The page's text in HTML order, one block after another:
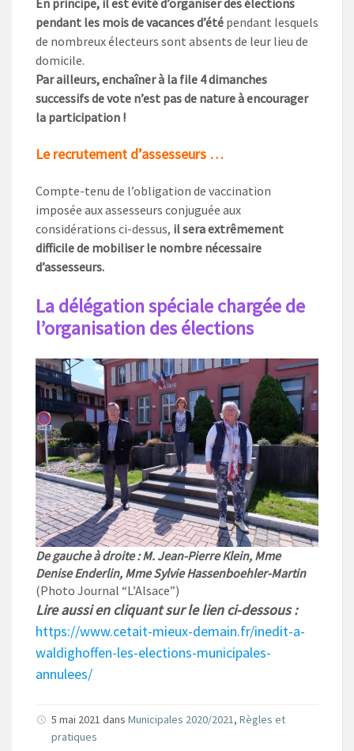
pendant les mois de vacances d’été pendant lesquels
de nombreux électeurs sont absents de leur lieu de
domicile.
Par ailleurs, enchaîner à la file 4 dimanches
successifs de vote n’est pas de nature à encourager
la participation !
Le recrutement d’assesseurs …
Compte-tenu de l’obligation de vaccination
imposée aux assesseurs conjuguée aux
considérations ci-dessus, il sera extrêmement
difficile de mobiliser le nombre nécessaire
d’assesseurs.
La délégation spéciale chargée de
l’organisation des élections
De gauche à droite : M. Jean-Pierre Klein, Mme
Denise Enderlin, Mme Sylvie Hassenboehler-Martin
(Photo Journal “L’Alsace”)
Lire aussi en cliquant sur le lien ci-dessous :
https://www.cetait-mieux-demain.fr/inedit-a-
waldighoffen-les-elections-municipales-
annulees/
5 mai 2021 dans Municipales 2020/2021, Règles et
pratiques